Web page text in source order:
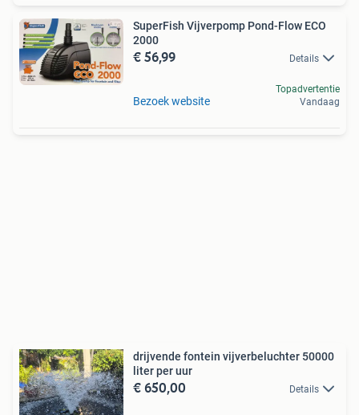
SuperFish Vijverpomp Pond-Flow ECO
2000
€ 56,99 Details
Bezoek website
Topadvertentie
Vandaag
drijvende fontein vijverbeluchter 50000
liter per uur
€ 650,00 Details